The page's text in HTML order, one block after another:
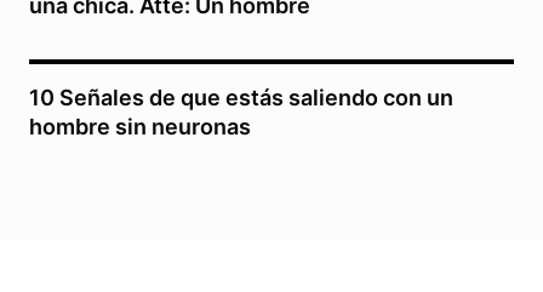
una chica. Atte: Un hombre
10 Señales de que estás saliendo con un
hombre sin neuronas